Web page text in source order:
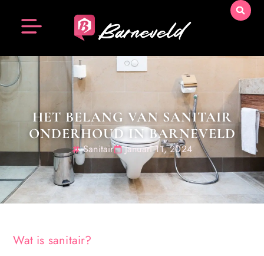
HET BELANG VAN SANITAIR
ONDERHOUD IN BARNEVELD
Sanitair Januari 11, 2024
Wat is sanitair?